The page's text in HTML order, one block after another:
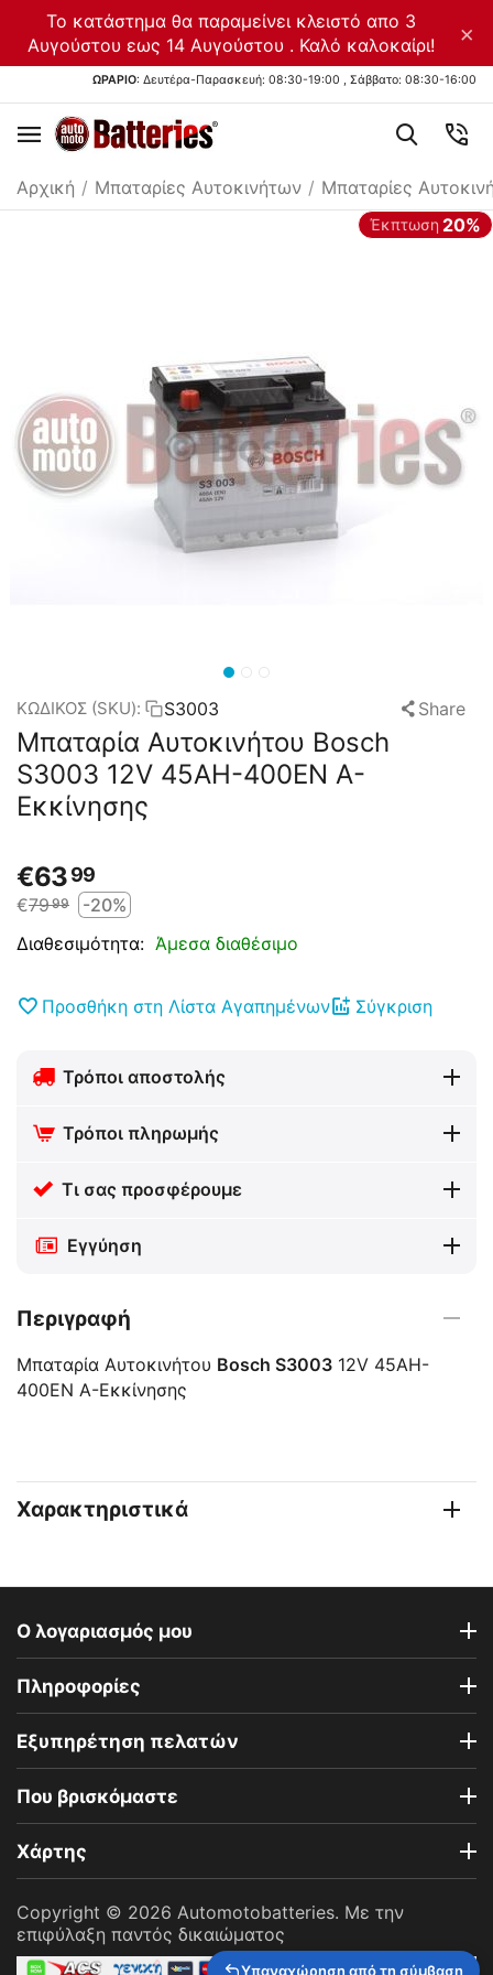
Το κατάστημα θα παραμείνει κλειστό απο 3
Αυγούστου εως 14 Αυγούστου . Καλό καλοκαίρι!
×
ΩΡΑΡΙΟ: Δευτέρα-Παρασκευή: 08:30-19:00 , Σάββατο: 08:30-16:00
Αρχική / Μπαταρίες Αυτοκινήτων / Μπαταρίες
Έκπτωση 20%
ΚΩΔΙΚΟΣ (SKU): S3003 Share
Μπαταρία Αυτοκινήτου Bosch
S3003 12V 45AH-400EN A-
Εκκίνησης
€6399
€7999
-20%
Διαθεσιμότητα: Άμεσα διαθέσιμο
Προσθήκη στη Λίστα Αγαπημένων Σύγκριση
Τρόποι αποστολής
Τρόποι πληρωμής
Τι σας προσφέρουμε
Εγγύηση
Περιγραφή
Μπαταρία Αυτοκινήτου Bosch S3003 12V 45AH-
400EN A-Εκκίνησης
Χαρακτηριστικά
Ο λογαριασμός μου
Πληροφορίες
Εξυπηρέτηση πελατών
Που βρισκόμαστε
Χάρτης
Copyright © 2026 Automotobatteries. Με την
επιφύλαξη παντός δικαιώματος
Υπαναχώρηση από τη σύμβαση